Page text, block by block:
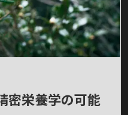
密栄養学の可能